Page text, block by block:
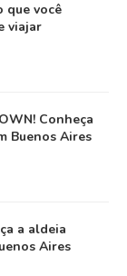
que você
viajar
Conheça
Buenos Aires
a aldeia
Aires